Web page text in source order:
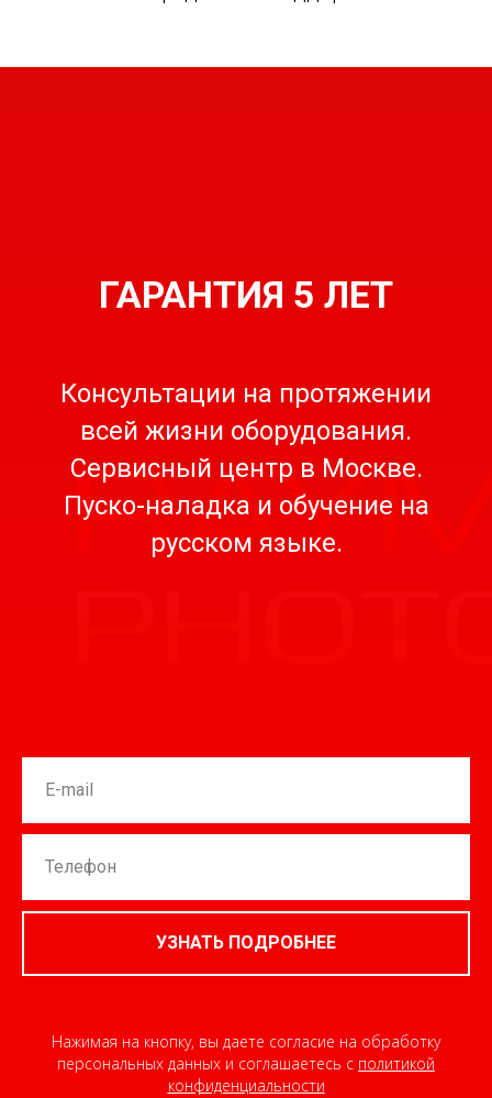
ГАРАНТИЯ 5 ЛЕТ
Консультации на протяжении
всей жизни оборудования.
Сервисный центр в Москве.
Пуско-наладка и обучение на
русском языке.
УЗНАТЬ ПОДРОБНЕЕ
Нажимая на кнопку, вы даете согласие на обработку
персональных данных и соглашаетесь c политикой
конфиденциальности